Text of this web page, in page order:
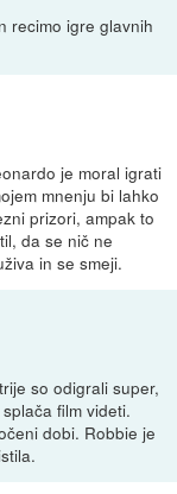
recimo igre glavnih
je moral igrati
mnenju bi lahko
prizori, ampak to
da se nič ne
in se smeji.
so odigrali super,
film videti.
dobi. Robbie je